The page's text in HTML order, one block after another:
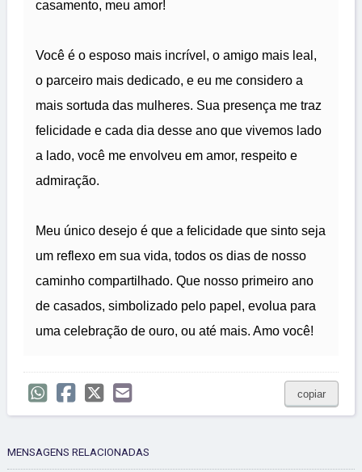
casamento, meu amor!
Você é o esposo mais incrível, o amigo mais leal,
o parceiro mais dedicado, e eu me considero a
mais sortuda das mulheres. Sua presença me traz
felicidade e cada dia desse ano que vivemos lado
a lado, você me envolveu em amor, respeito e
admiração.
Meu único desejo é que a felicidade que sinto seja
um reflexo em sua vida, todos os dias de nosso
caminho compartilhado. Que nosso primeiro ano
de casados, simbolizado pelo papel, evolua para
uma celebração de ouro, ou até mais. Amo você!
copiar
MENSAGENS RELACIONADAS